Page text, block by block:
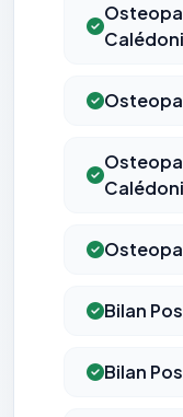
Bilan
Bilan